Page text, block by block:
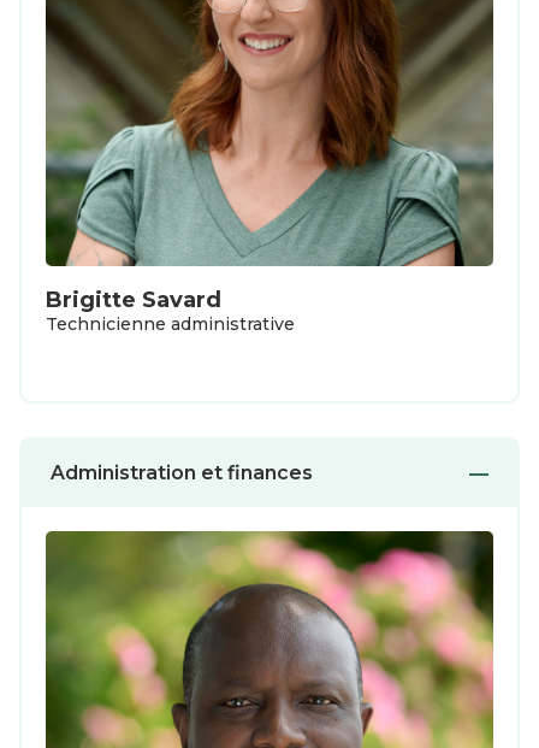
Brigitte Savard
Technicienne administrative
Administration et finances